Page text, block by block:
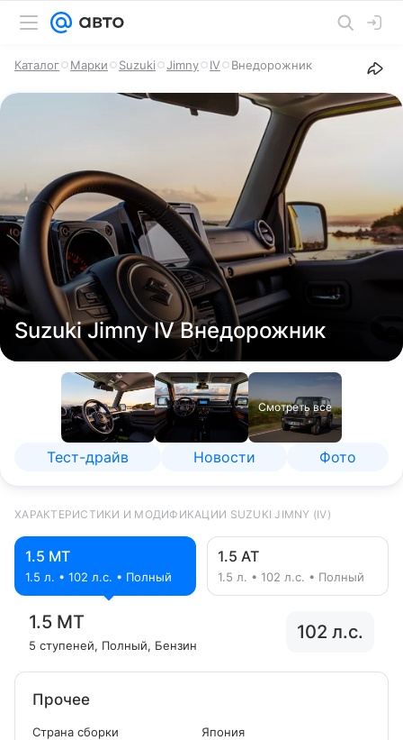
Каталог Марки Suzuki Jimny IV Внедорожник
Suzuki Jimny IV Внедорожник
Смотреть все
Тест-драйв Новости Фото
ХАРАКТЕРИСТИКИ И МОДИФИКАЦИИ SUZUKI JIMNY (IV)
1.5 MT
1.5 л. • 102 л.с. • Полный
1.5 AT
1.5 л. • 102 л.с. • Полный
1.5 MT
5 ступеней, Полный, Бензин
102 л.с.
Прочее
Страна сборки Япония